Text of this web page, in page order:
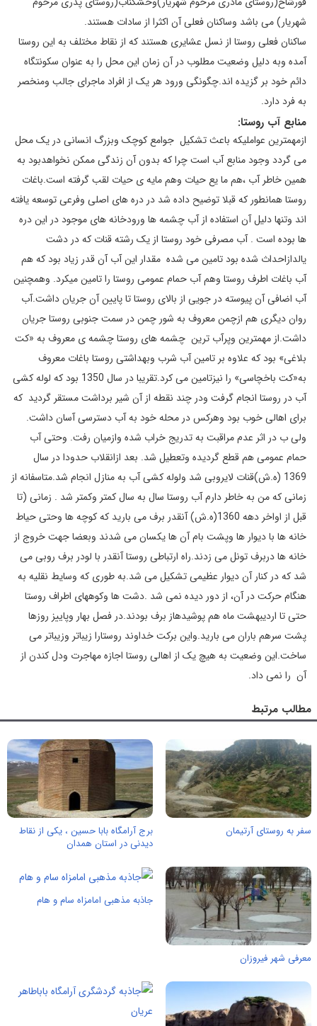
شهریار) می باشد وساکنان فعلی آن اکثرا از سادات هستند.
ساکنان فعلی روستا از نسل عشایری هستند که از نقاط مختلف به این روستا
آمده وبه دلیل وضعیت مطلوب در آن زمان این محل را به عنوان سکونتگاه
دائم خود بر گزیده اند.چگونگی ورود هر یک از افراد ماجرای جالب ومنخصر
به فرد دارد.
منابع آب روستا:
ازمهمترین عواملیکه باعث تشکیل جوامع کوچک وبزرگ انسانی در یک محل
می گردد وجود منابع آب است چرا که بدون آن زندگی ممکن نخواهدبود به
همین خاطر آب ،هم ما یع حیات وهم مایه ی حیات لقب گرفته است.باغات
روستا همانطور که قبلا توضیح داده شد در دره های اصلی وفرعی توسعه یافته
اند وتنها دلیل آن استفاده از آب چشمه ها ورودخانه های موجود در این دره
ها بوده است . آب مصرفی خود روستا از یک رشته قنات که در دشت
یالدازاحداث شده بود تامین می شده مقدار این آب آن قدر زیاد بود که هم
آب باغات اطرف روستا وهم آب حمام عمومی روستا را تامین میکرد. وهمچنین
آب اضافی آن پیوسته در جویی از بالای روستا تا پایین آن جریان داشت.آب
روان دیگری هم ازچمن معروف به شور چمن در سمت جنوبی روستا جریان
داشت.از مهمترین وپرآب ترین چشمه های روستا چشمه ی معروف به «کت
بلاغی» بود که علاوه بر تامین آب شرب وبهداشتی روستا باغات معروف
به«کت باخچاسی» را نیزتامین می کرد.تقریبا در سال 1350 بود که لوله کشی
آب در روستا انجام گرفت ودر چند نقطه از آن شیر برداشت مستقر گردید که
برای اهالی خوب بود وهرکس در محله خود به آب دسترسی آسان داشت.
ولی ب در اثر عدم مراقبت به تدریج خراب شده وازمیان رفت. وحتی آب
حمام عمومی هم قطع گردیده وتعطیل شد. بعد ازانقلاب حدودا در سال
1369 (ه.ش)قنات لایروبی شد ولوله کشی آب به منازل انجام شد.متاسفانه از
زمانی که من به خاطر دارم آب روستا سال به سال کمتر وکمتر شد . زمانی (تا
قبل از اواخر دهه 1360(ه.ش) آنقدر برف می بارید که کوچه ها وحتی حیاط
خانه ها با دیوار ها وپشت بام آن ها یکسان می شدند وبعضا جهت خروج از
خانه ها دربرف تونل می زدند.راه ارتباطی روستا آنقدر با لودر برف روبی می
شد که در کنار آن دیوار عظیمی تشکیل می شد.به طوری که وسایط نقلیه به
هنگام حرکت در آن، از دور دیده نمی شد .دشت ها وکوههای اطراف روستا
حتی تا اردیبهشت ماه هم پوشیدهاز برف بودند.در فصل بهار وپاییز روزها
پشت سرهم باران می بارید.واین برکت خداوند روستارا زیباتر وزیباتر می
ساخت.این وضعیت به هیچ یک از اهالی روستا اجازه مهاجرت ودل کندن از
آن را نمی داد.
مطالب مرتبط
سفر به روستای آرتيمان
برج آرامگاه بابا حسین ، یکی از نقاط
دیدنی در استان همدان
معرفی شهر فیروزان
جاذبه مذهبی امامزاه سام و هام